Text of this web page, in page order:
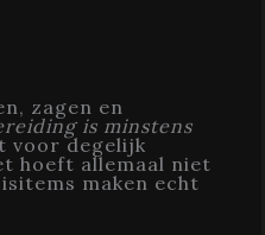
zagen en
is minstens
voor degelijk
hoeft allemaal niet
maken echt